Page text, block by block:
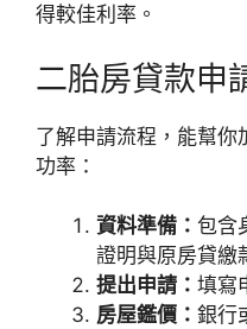
得較佳利率。
二胎房貸款申
了解申請流程，能幫你
功率：
資料準備： 包含
證明與原房貸繳
提出申請： 填寫
房屋鑑價： 銀行